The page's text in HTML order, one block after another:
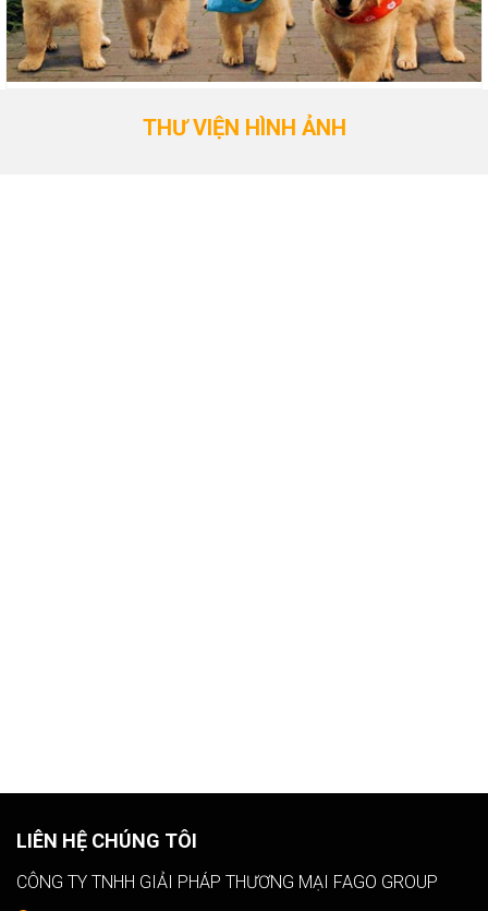
THƯ VIỆN HÌNH ẢNH
LIÊN HỆ CHÚNG TÔI
CÔNG TY TNHH GIẢI PHÁP THƯƠNG MẠI FAGO GROUP